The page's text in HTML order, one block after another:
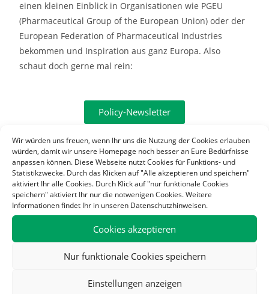
Wir würden uns freuen, wenn Ihr uns die Nutzung der Cookies erlauben
würden, damit wir unsere Homepage noch besser an Eure Bedürfnisse
anpassen können. Diese Webseite nutzt Cookies für Funktions- und
Statistikzwecke. Durch das Klicken auf "Alle akzeptieren und speichern"
aktiviert Ihr alle Cookies. Durch Klick auf "nur funktionale Cookies
speichern" aktiviert Ihr nur die notwenigen Cookies. Weitere
Informationen findet Ihr in unseren Datenschutzhinweisen.
Cookies akzeptieren
Nur funktionale Cookies speichern
Einstellungen anzeigen
einen kleinen Einblick in Organisationen wie PGEU
(Pharmaceutical Group of the European Union) oder der
European Federation of Pharmaceutical Industries
bekommen und Inspiration aus ganz Europa. Also
schaut doch gerne mal rein:
Policy-Newsletter
Bei Fragen meldet euch gerne per E-Mail epsa@bphd.de
bei mir!
Viele Grüße